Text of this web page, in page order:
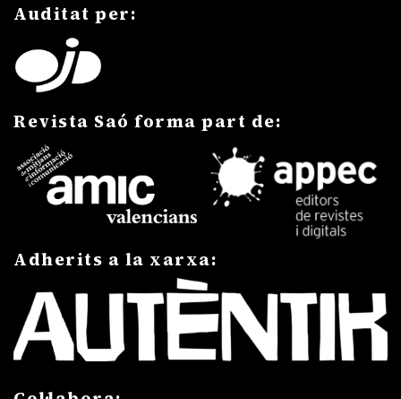
Auditat per:
Revista Saó forma part de:
Adherits a la xarxa: